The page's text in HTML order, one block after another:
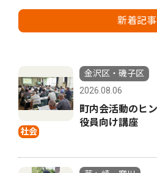
新着記事
社会
金沢区・磯子区
2026.08.06
町内会活動のヒ
役員向け講座